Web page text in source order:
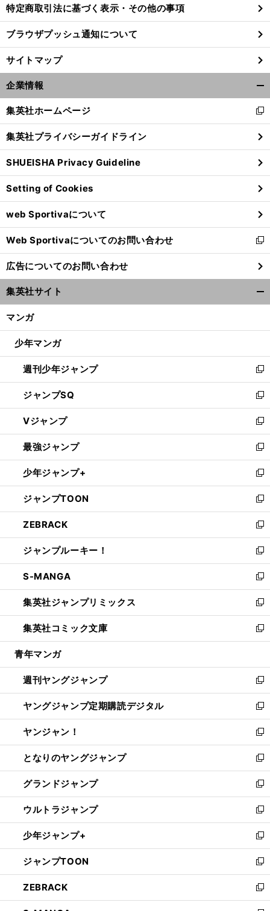
へ
特定商取引法に基づく表示・その他の事項
ブラウザプッシュ通知について
サイトマップ
企業情報
閉
る
集英社ホームページ
新
し
い
ウ
ィ
ン
ド
ウ
で
開
く
集英社プライバシーガイドライン
SHUEISHA Privacy Guideline
Setting of Cookies
web Sportivaについて
Web Sportivaについてのお問い合わせ
新
し
い
ウ
ィ
ン
ウ
開
く
広告についてのお問い合わせ
集英社サイト
マンガ
少年マンガ
週刊少年ジャンプ
新
し
い
ウ
ィ
ン
ド
ウ
で
開
く
ジャンプSQ
新
し
い
ウ
ィ
ン
ド
ウ
で
開
く
Vジャンプ
新
し
い
ウ
ィ
ン
ド
ウ
で
開
く
最強ジャンプ
新
し
い
ウ
ィ
ン
ド
ウ
で
開
く
少年ジャンプ+
新
し
い
ウ
ィ
ン
ド
ウ
で
開
く
ジャンプTOON
新
し
い
ウ
ィ
ン
ド
ウ
で
開
く
ZEBRACK
新
し
い
ウ
ィ
ン
ド
ウ
で
開
ジャンプルーキー！
新
し
い
ウ
ィ
ン
ド
ウ
開
く
S-MANGA
新
し
い
ウ
ィ
ン
ウ
で
開
く
集英社ジャンプリミックス
新
し
い
ウ
ン
ド
ウ
で
開
く
集英社コミック文庫
新
し
ウ
ィ
ン
ド
ウ
で
開
く
青年マンガ
週刊ヤングジャンプ
新
し
い
ウ
ィ
ン
ド
ウ
で
開
く
ヤングジャンプ定期購読デジタル
新
し
い
ウ
ィ
ン
ド
ウ
で
開
く
ヤンジャン！
新
し
い
ウ
ィ
ン
ド
ウ
で
開
く
となりのヤングジャンプ
新
し
い
ウ
ィ
ン
ド
ウ
で
開
く
グランドジャンプ
新
し
い
ウ
ィ
ン
ド
ウ
で
開
ウルトラジャンプ
新
し
い
ウ
ィ
ン
ド
ウ
少年ジャンプ+
新
し
い
ウ
ィ
ン
ジャンプTOON
新
し
い
ウ
ZEBRACK
新
し